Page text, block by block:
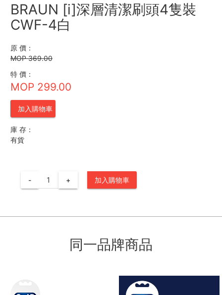
BRAUN [i]深層清潔刷頭4隻裝
CWF-4白
原 價：
MOP 369.00
特 價：
MOP 299.00
加入購物車
庫 存：
有貨
- + 加入購物車
同一品牌商品